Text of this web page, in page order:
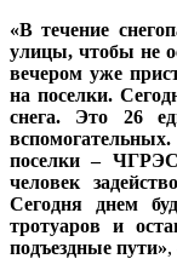
«В течение
улицы, чтобы не
вечером уже
на поселки.
снега. Это 26
поселки –
человек
Сегодня днем
тротуаров и
подъездные пути»,